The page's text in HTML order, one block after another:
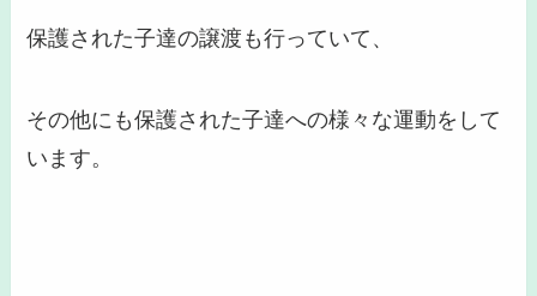
保護された子達の譲渡も行っていて、
その他にも保護された子達への様々な運動をして
います。